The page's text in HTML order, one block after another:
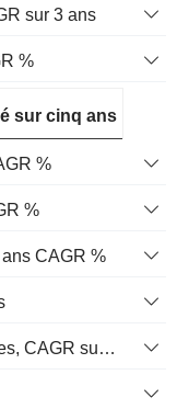
sur 3 ans
%
sur cinq ans
%
%
CAGR %
Bénéfices des activités poursuivies, CAGR sur 5 ans